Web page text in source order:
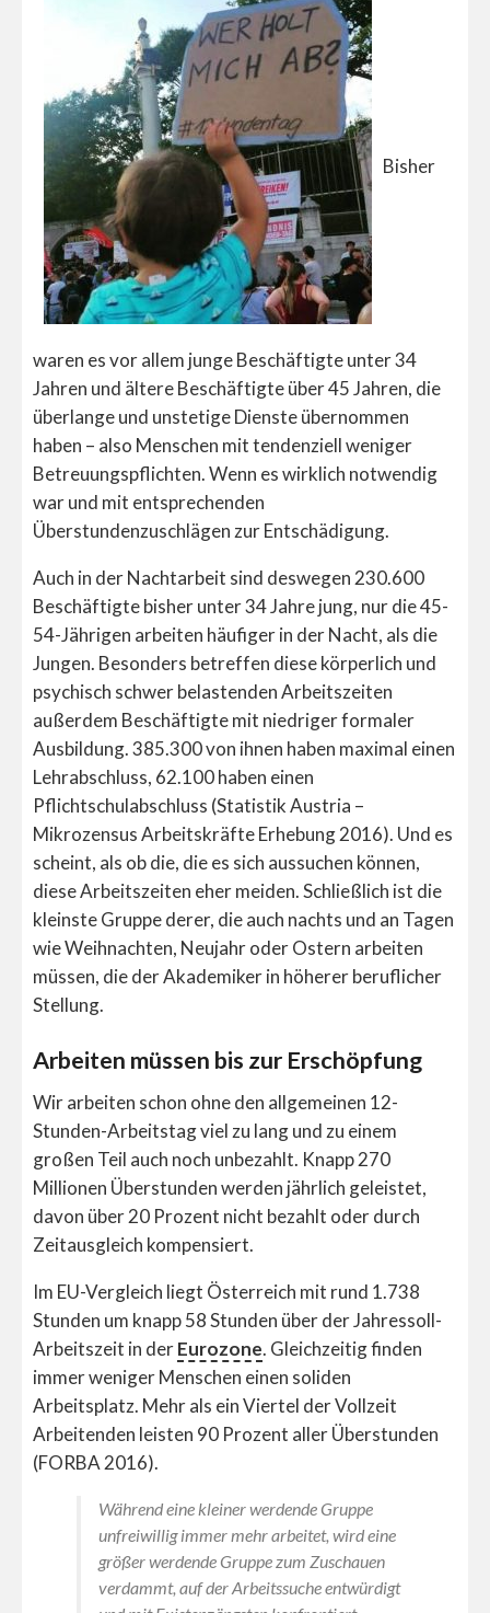
Bisher
waren es vor allem junge Beschäftigte unter 34
Jahren und ältere Beschäftigte über 45 Jahren, die
überlange und unstetige Dienste übernommen
haben – also Menschen mit tendenziell weniger
Betreuungspflichten. Wenn es wirklich notwendig
war und mit entsprechenden
Überstundenzuschlägen zur Entschädigung.
Auch in der Nachtarbeit sind deswegen 230.600
Beschäftigte bisher unter 34 Jahre jung, nur die 45-
54-Jährigen arbeiten häufiger in der Nacht, als die
Jungen. Besonders betreffen diese körperlich und
psychisch schwer belastenden Arbeitszeiten
außerdem Beschäftigte mit niedriger formaler
Ausbildung. 385.300 von ihnen haben maximal einen
Lehrabschluss, 62.100 haben einen
Pflichtschulabschluss (Statistik Austria –
Mikrozensus Arbeitskräfte Erhebung 2016). Und es
scheint, als ob die, die es sich aussuchen können,
diese Arbeitszeiten eher meiden. Schließlich ist die
kleinste Gruppe derer, die auch nachts und an Tagen
wie Weihnachten, Neujahr oder Ostern arbeiten
müssen, die der Akademiker in höherer beruflicher
Stellung.
Arbeiten müssen bis zur Erschöpfung
Wir arbeiten schon ohne den allgemeinen 12-
Stunden-Arbeitstag viel zu lang und zu einem
großen Teil auch noch unbezahlt. Knapp 270
Millionen Überstunden werden jährlich geleistet,
davon über 20 Prozent nicht bezahlt oder durch
Zeitausgleich kompensiert.
Im EU-Vergleich liegt Österreich mit rund 1.738
Stunden um knapp 58 Stunden über der Jahressoll-
Arbeitszeit in derEurozone. Gleichzeitig finden
immer weniger Menschen einen soliden
Arbeitsplatz. Mehr als ein Viertel der Vollzeit
Arbeitenden leisten 90 Prozent aller Überstunden
(FORBA 2016).
Während eine kleiner werdende Gruppe
unfreiwillig immer mehr arbeitet, wird eine
größer werdende Gruppe zum Zuschauen
verdammt, auf der Arbeitssuche entwürdigt